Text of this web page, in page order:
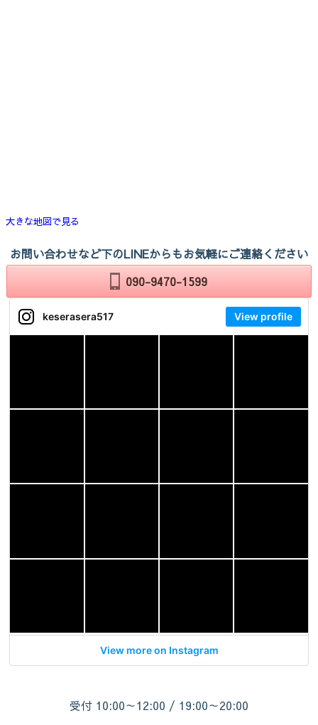
大きな地図で見る
お問い合わせなど下のLINEからもお気軽にご連絡ください
090-9470-1599
keserasera517 View profile
View more on Instagram
受付 10:00～12:00 / 19:00～20:00